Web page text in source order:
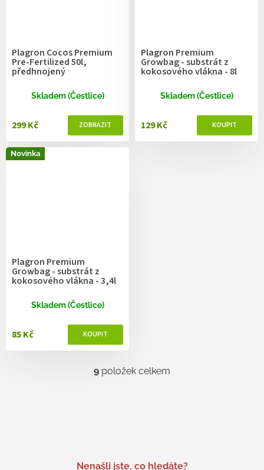
Plagron Cocos Premium
Pre-Fertilized 50l,
předhnojený
Skladem (Čestlice)
299 Kč
Plagron Premium
Growbag - substrát z
kokosového vlákna - 8l
Skladem (Čestlice)
129 Kč
Novinka
Plagron Premium
Growbag - substrát z
kokosového vlákna - 3,4l
Skladem (Čestlice)
85 Kč
O
p
9 položek celkem
Nenašli jste, co hledáte?